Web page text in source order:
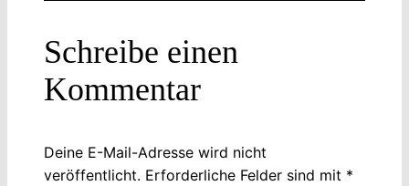
Schreibe einen
Kommentar
Deine E-Mail-Adresse wird nicht
veröffentlicht. Erforderliche Felder sind mit *